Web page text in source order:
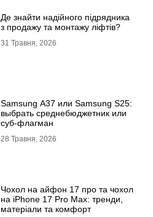
Де знайти надійного підрядника
з продажу та монтажу ліфтів?
31 Травня, 2026
Samsung A37 или Samsung S25:
выбрать среднебюджетник или
суб-флагман
28 Травня, 2026
Чохол на айфон 17 про та чохол
на iPhone 17 Pro Max: тренди,
матеріали та комфорт